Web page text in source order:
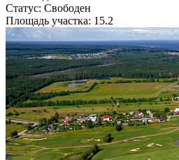
Статус: Свободен
Площадь участка: 15.2